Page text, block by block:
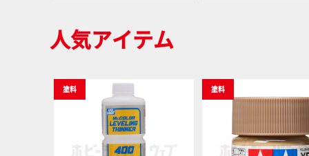
人気アイテム
塗料 塗料